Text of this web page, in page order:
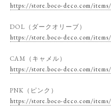
https://store.boco-deco.com/
DOL（ダークオリーブ）
https://store.boco-deco.com/
CAM（キャメル）
https://store.boco-deco.com/
PNK（ピンク）
https://store.boco-deco.com/